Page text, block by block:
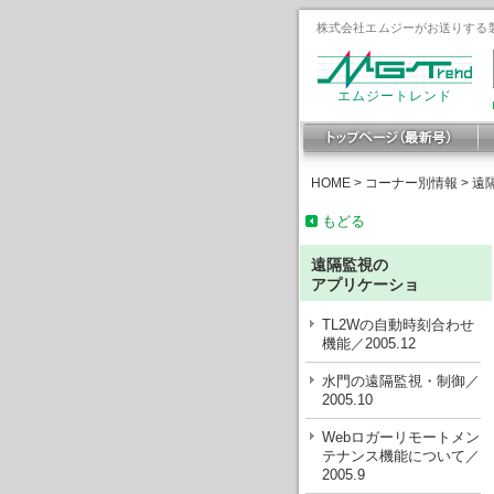
株式会社エムジーがお送りする
エムジートレンド
HOME > コーナー別情報 > 遠
もどる
遠隔監視の
アプリケーショ
TL2Wの自動時刻合わせ
機能／2005.12
水門の遠隔監視・制御／
2005.10
Webロガーリモートメン
テナンス機能について／
2005.9